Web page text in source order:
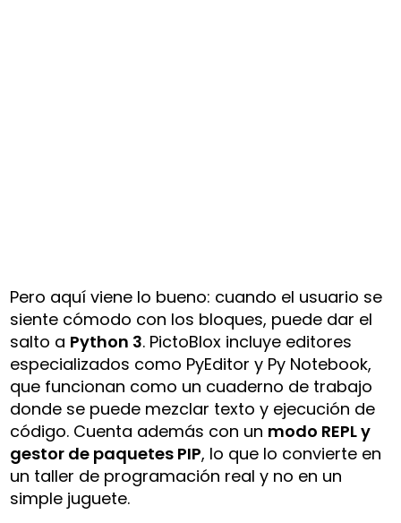
Pero aquí viene lo bueno: cuando el usuario se
siente cómodo con los bloques, puede dar el
salto a Python 3. PictoBlox incluye editores
especializados como PyEditor y Py Notebook,
que funcionan como un cuaderno de trabajo
donde se puede mezclar texto y ejecución de
código. Cuenta además con un modo REPL y
gestor de paquetes PIP, lo que lo convierte en
un taller de programación real y no en un
simple juguete.